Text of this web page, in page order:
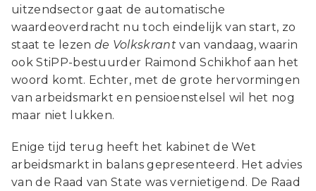
uitzendsector gaat de automatische
waardeoverdracht nu toch eindelijk van start, zo
staat te lezen de Volkskrantvan vandaag, waarin
ook StiPP-bestuurder Raimond Schikhof aan het
woord komt. Echter, met de grote hervormingen
van arbeidsmarkt en pensioenstelsel wil het nog
maar niet lukken.
Enige tijd terug heeft het kabinet de Wet
arbeidsmarkt in balans gepresenteerd. Het advies
van de Raad van State was vernietigend. De Raad